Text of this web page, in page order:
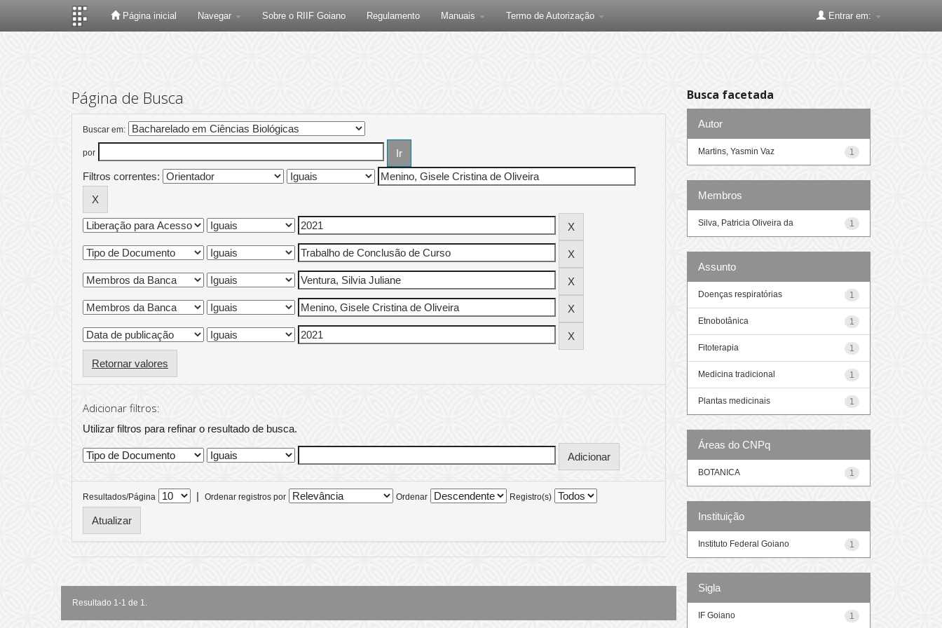
Página inicial Navegar Sobre o RIIF Goiano Regulamento Manuais Termo de Autorização Entrar em:
Página de Busca
Buscar em:
por
Filtros correntes:
Retornar valores
Adicionar filtros:
Utilizar filtros para refinar o resultado de busca.
Resultados/Página | Ordenar registros por Ordenar Registro(s)
Resultado 1-1 de 1.
Busca facetada
Autor
1
Martins, Yasmin Vaz
Membros
1
Silva, Patricia Oliveira da
Assunto
1
Doenças respiratórias
1
Etnobotânica
1
Fitoterapia
1
Medicina tradicional
1
Plantas medicinais
Áreas do CNPq
1
BOTANICA
Instituição
1
Instituto Federal Goiano
Sigla
1
IF Goiano